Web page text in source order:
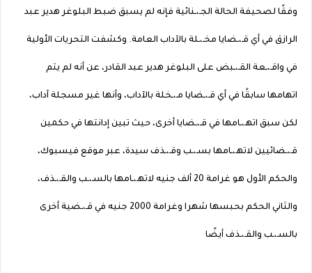
وفقًا لصحيفة الحالة الجـ،ـنائية فإنه لم يسبق ضبط البلوغر هدير عبد
الرازق في أي قـ،ـضايا مخـ،ـلة بالآداب العامة. وكشفت التحريات الأولية
في واقـ،ـعة القـ،ـبض على البلوغر هدير عبد القادر، عن أنه لم يتم
اتهامها سابقًا في أي قـ،ـضايا مـ،ـخلة بالآداب، وأنها غير مسجلة آداب،
لكن سبق اتهـ،ـامها في قـ،ـضايا أخرى، حيث تبين إدانتها في حكمين
قـ،ـضائيين لاتهـ،ـامها بسـ،ـب وقـ،ـذف سيدة، عبر موقع فيسبوك،
والحكم الأول هو غرامة 20 ألف جنيه لاتهـ،ـامها بالسـ،ـب والقـ،ـذف،
والثاني الحكم بحبسها شهرا وغرامة 2000 جنيه في قـ،ـضية أخرى
بالسـ،ـب والقـ،ـذف أيضًا